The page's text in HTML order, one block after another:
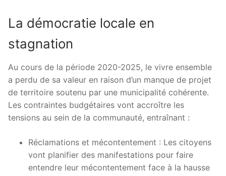
La démocratie locale en
stagnation
Au cours de la période 2020-2025, le vivre ensemble
a perdu de sa valeur en raison d’un manque de projet
de territoire soutenu par une municipalité cohérente.
Les contraintes budgétaires vont accroître les
tensions au sein de la communauté, entraînant :
Réclamations et mécontentement : Les citoyens
vont planifier des manifestations pour faire
entendre leur mécontentement face à la hausse